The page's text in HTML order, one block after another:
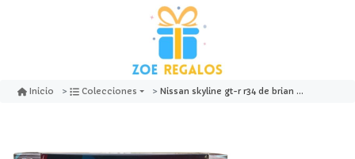
Inicio Colecciones Nissan skyline gt-r r34 de brian azul fast & furious 1:24 - jada